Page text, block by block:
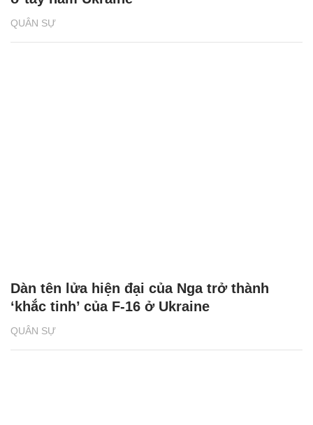
QUÂN SỰ
QUÂN SỰ
Dàn tên lửa hiện đại của Nga trở thành
‘khắc tinh’ của F-16 ở Ukraine